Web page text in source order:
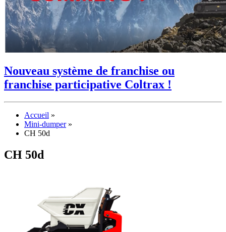
Nouveau système de franchise ou
franchise participative Coltrax !
Accueil »
Mini-dumper »
CH 50d
CH 50d